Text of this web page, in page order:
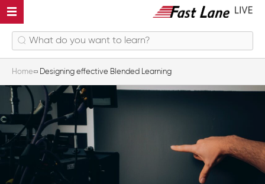
Home Designing effective Blended Learning